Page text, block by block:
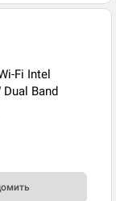
Fi Intel
Dual Band